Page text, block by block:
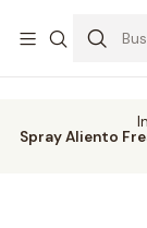
Feriado 21-05-
día solo área
Pedidos hasta 16
Spray Aliento